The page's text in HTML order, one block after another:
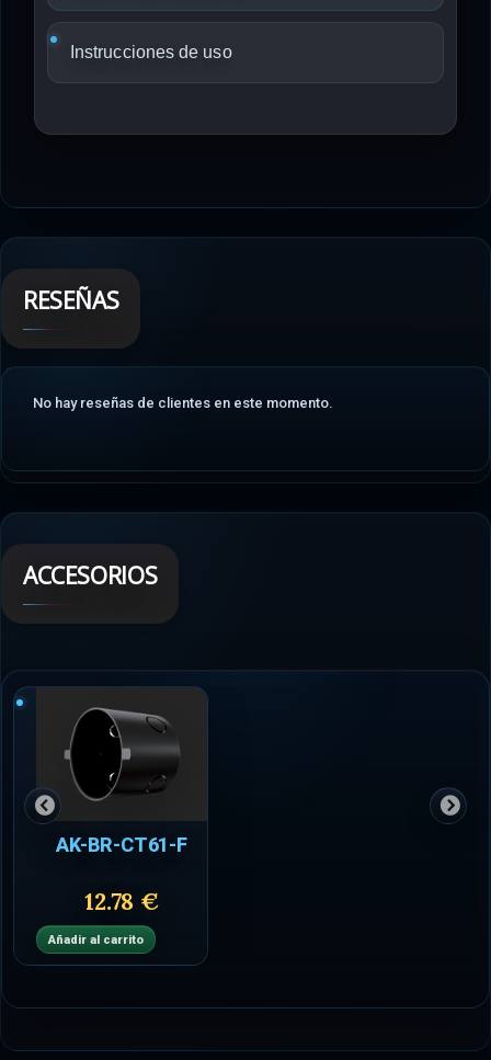
Instrucciones de uso
RESEÑAS
No hay reseñas de clientes en este momento.
ACCESORIOS
AK-BR-CT61-F
12.78 €
Añadir al carrito